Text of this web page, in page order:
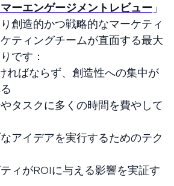
ーエンゲージメントレビュー 」
創造的かつ戦略的なマーケティ
ティングチームが直面する最大
です：
ればならず、創造性への集中が
タスクに多くの時間を費やして
アイデアを実行するためのテク
ィがROIに与える影響を実証す